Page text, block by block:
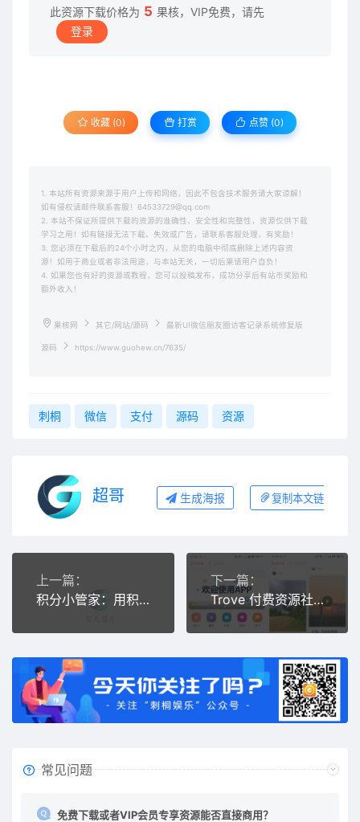
此资源下载价格为 5 果核，VIP免费，请先
登录
收藏 (0) 打赏 点赞 (0)
1. 本站所有资源来源于用户上传和网络，因此不包含技术服务请大家谅解！
如有侵权请邮件联系客服！64533729@qq.com
2. 本站不保证所提供下载的资源的准确性、安全性和完整性，资源仅供下载
学习之用！如有链接无法下载、失效或广告，请联系客服处理，有奖励！
3. 您必须在下载后的24个小时之内，从您的电脑中彻底删除上述内容资
源！如用于商业或者非法用途，与本站无关，一切后果请用户自负！
4. 如果您也有好的资源或教程，您可以投稿发布，成功分享后有站币奖励和
额外收入！
果核网 其它/网站/源码 最新UI微信朋友圈访客记录系统修复版
源码 https://www.guohew.cn/7635/
刺桐 微信 支付 源码 资源
超哥 生成海报 复制本文链接
上一篇：
积分小管家：用积分带娃
下一篇：
Trove 付费资源社区源码 + 个人博客 + 短视频 APP 支持 AI 大模型多支付多存储
常见问题
免费下载或者VIP会员专享资源能否直接商用？